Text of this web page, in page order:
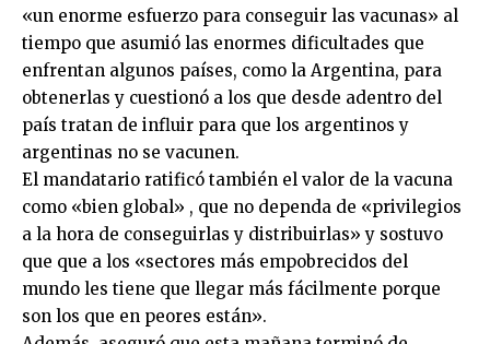
«un enorme esfuerzo para conseguir las vacunas» al
tiempo que asumió las enormes dificultades que
enfrentan algunos países, como la Argentina, para
obtenerlas y cuestionó a los que desde adentro del
país tratan de influir para que los argentinos y
argentinas no se vacunen.
El mandatario ratificó también el valor de la vacuna
como «bien global» , que no dependa de «privilegios
a la hora de conseguirlas y distribuirlas» y sostuvo
que que a los «sectores más empobrecidos del
mundo les tiene que llegar más fácilmente porque
son los que en peores están».